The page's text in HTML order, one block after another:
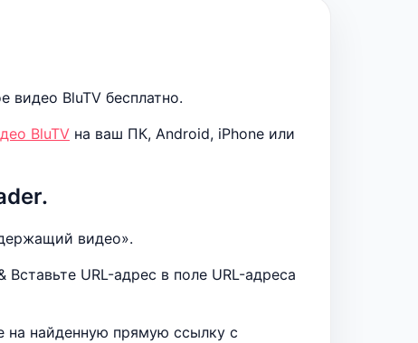
видео BluTV бесплатно.
BluTV на ваш ПК, Android, iPhone или
видео».
URL-адрес в поле URL-адреса
на найденную прямую ссылку с